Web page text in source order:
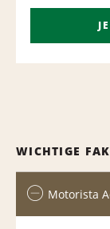
WICHTIGE
Motorista